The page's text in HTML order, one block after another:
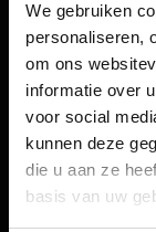
We gebruiken
personaliseren,
om ons
informatie over
voor social
kunnen deze
die u aan ze
basis van uw
Parkeren
Vervoer
Winkels,
Service &